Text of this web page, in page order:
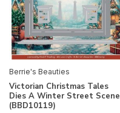
Berrie's Beauties
Victorian Christmas Tales
Dies A Winter Street Scene
(BBD10119)